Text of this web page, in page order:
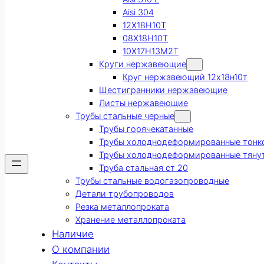
Aisi 304
12Х18Н10Т
08Х18Н10Т
10Х17Н13М2Т
Круги нержавеющие
Круг нержавеющий 12х18н10т
Шестигранники нержавеющие
Листы нержавеющие
Трубы стальные черные
Трубы горячекатанные
Трубы холоднодеформированные
Трубы холоднодеформированные
Труба стальная ст 20
Трубы стальные водогазопроводные
Детали трубопроводов
Резка металлопроката
Хранение металлопроката
Наличие
О компании